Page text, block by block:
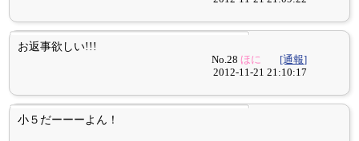
お返事欲しい!!!
No.28ほに
[通報]
2012-11-21 21:10:17
小５だーーーよん！